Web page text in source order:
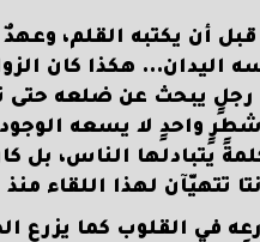
قبل أن يكتبه القلم،
اليدان… هكذا كان
رجلٍ يبحث عن ضلعه حتى
واحدٍ لا يسعه الوجود
يتبادلها الناس،
تتهيّآن لهذا
في القلوب كما